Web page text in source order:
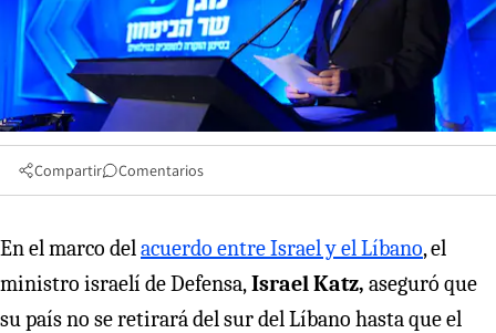
Compartir Comentarios
En el marco delacuerdo entre Israel y elLíbano, el
ministro israelí de Defensa,Israel Katz, aseguró que
su país no se retirará del sur del Líbano hasta que el